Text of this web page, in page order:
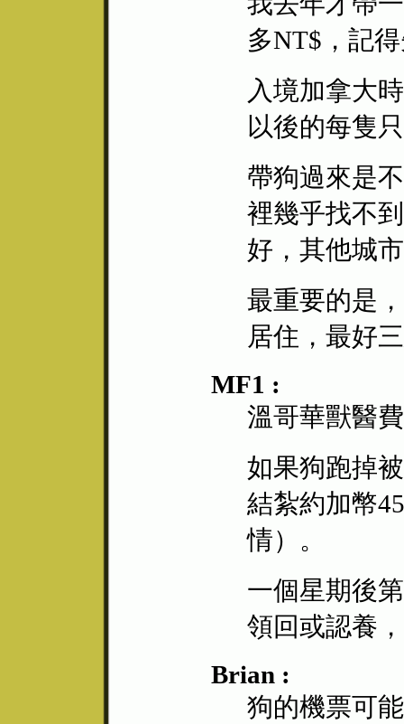
多NT$，記
入境加拿大
以後的每隻
帶狗過來是
裡幾乎找不
好，其他城
最重要的是
居住，最好
MF1 :
溫哥華獸醫
如果狗跑掉
結紮約加幣
情）。
一個星期後
領回或認養
Brian :
狗的機票可